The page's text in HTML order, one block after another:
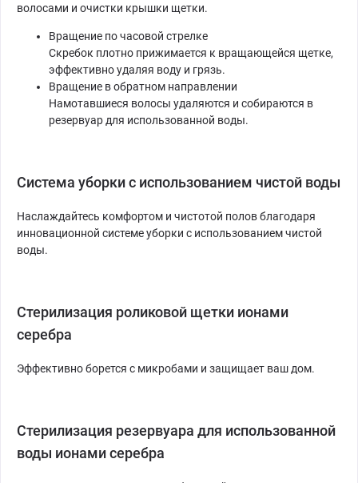
волосами и очистки крышки щетки.
Вращение по часовой стрелке
Скребок плотно прижимается к вращающейся щетке,
эффективно удаляя воду и грязь.
Вращение в обратном направлении
Намотавшиеся волосы удаляются и собираются в
резервуар для использованной воды.
Система уборки с использованием чистой воды
Наслаждайтесь комфортом и чистотой полов благодаря
инновационной системе уборки с использованием чистой
воды.
Стерилизация роликовой щетки ионами
серебра
Эффективно борется с микробами и защищает ваш дом.
Стерилизация резервуара для использованной
воды ионами серебра